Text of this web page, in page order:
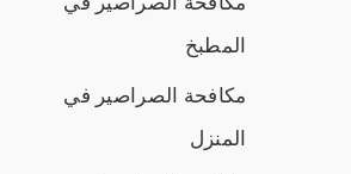
المطبخ
مكافحة الصراصير في
المنزل